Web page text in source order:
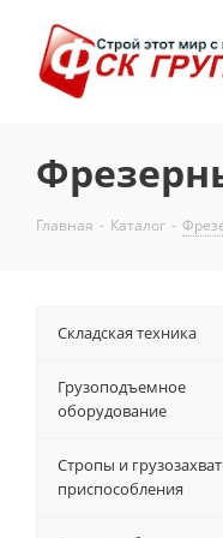
Главная - Каталог -
Складская техника
Грузоподъемное
оборудование
Стропы и
приспособления